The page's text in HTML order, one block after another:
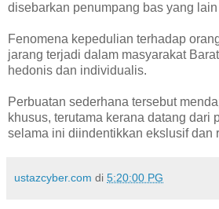
disebarkan penumpang bas yang
Fenomena kepedulian terhadap
jarang terjadi dalam masyarakat
hedonis dan individualis.
Perbuatan sederhana tersebut
khusus, terutama kerana datang dari
selama ini diindentikkan ekslusif dan
ustazcyber.com di 5:20:00 PG